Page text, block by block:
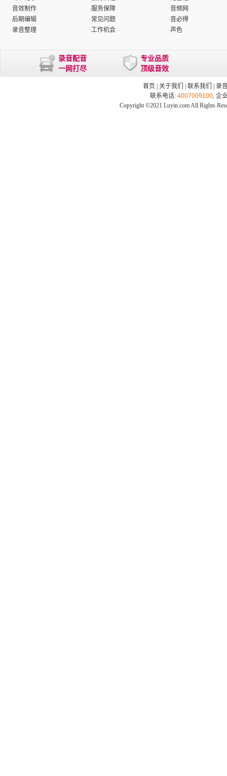
·音效制作
·后期编辑
·录音整理
·服务保障
·常见问题
·工作机会
·音频网
·音必得
·声色
录音配音
一网打尽
专业品质
顶级音效
首页 关于我们 联系我们
录
联系电话: 4007009100, 企
Copyright ©2021 Luyin.com All Rights